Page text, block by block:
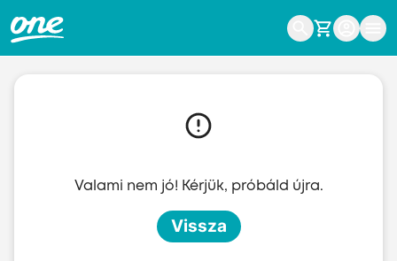
Valami nem jó! Kérjük, próbáld újra.
Vissza